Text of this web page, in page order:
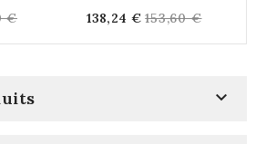
Style
€
Cm
138,24 € Regular
price
153,60 €
